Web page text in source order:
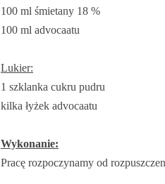
100 ml śmietany 18 %
100 ml advocaatu
Lukier:
1 szklanka cukru pudru
kilka łyżek advocaatu
Wykonanie:
Pracę rozpoczynamy od